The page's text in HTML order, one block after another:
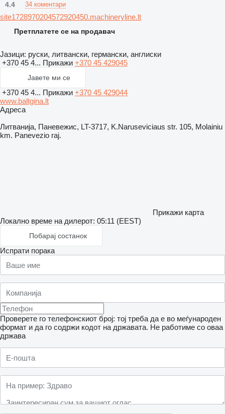
4.4 34 коментари
site1728970204572920450.machineryline.lt
Претплатете се на продавач
Јазици: руски, литвански, германски, англиски
+370 45 4... Прикажи +370 45 429045
Јавете ми се
+370 45 4... Прикажи +370 45 429044
www.baltgina.lt
Адреса
Литванија, Паневежис, LT-3717, K.Naruseviciaus str. 105, Molainiu
km. Panevezio raj.
Прикажи карта
Локално време на дилерот: 05:11 (EEST)
Побарај состанок
Испрати порака
Проверете го телефонскиот број: тој треба да е во меѓународен
формат и да го содржи кодот на државата. Не работиме со оваа
држава